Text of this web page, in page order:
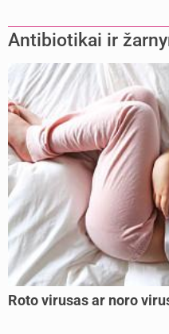
Antibiotikai ir
Roto virusas ar noro